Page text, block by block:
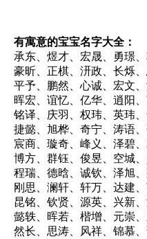
有寓意的宝宝名字大全：
承东、煜才、宏晟、勇璟
豪昕、正棋、汧政、长烁
平予、鹏然、心诚、宏文
晖宏、谊忆、亿华、逍阳
铭译、庆羽、权玮、英玮
捷懿、旭桦、奇宁、涛语
宸商、璇奇、峰义、泽碧
博方、群钰、俊昱、空城
程瑞、德晗、诚钦、泽旭
刚思、澜轩、轩万、达建
昆铭、钦贤、源英、兴新
懿轶、晖若、楷增、元崇
然长、思涛、风祥、锦慕